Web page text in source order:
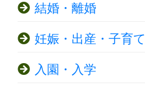
結婚・離婚
妊娠・出産・子育て
入園・入学